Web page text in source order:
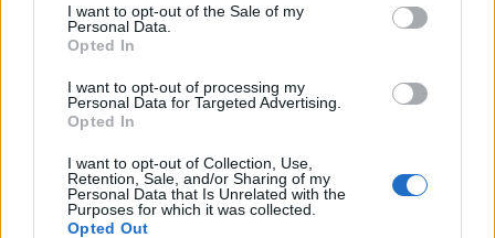
I want to opt-out of the Sale of my
Personal Data.
Opted In
I want to opt-out of processing my
Personal Data for Targeted Advertising.
Opted In
I want to opt-out of Collection, Use,
Retention, Sale, and/or Sharing of my
Personal Data that Is Unrelated with the
Purposes for which it was collected.
Opted Out